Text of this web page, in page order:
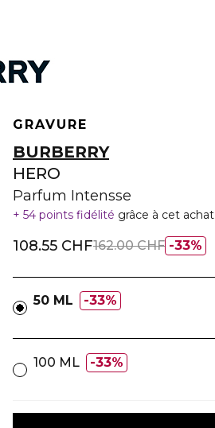
GRAVURE
BURBERRY
HERO
Parfum Intensse
54 points fidélité grâce à cet achat
33%
108.55 CHF162.00 CHF
50 ML 33%
100 ML 33%